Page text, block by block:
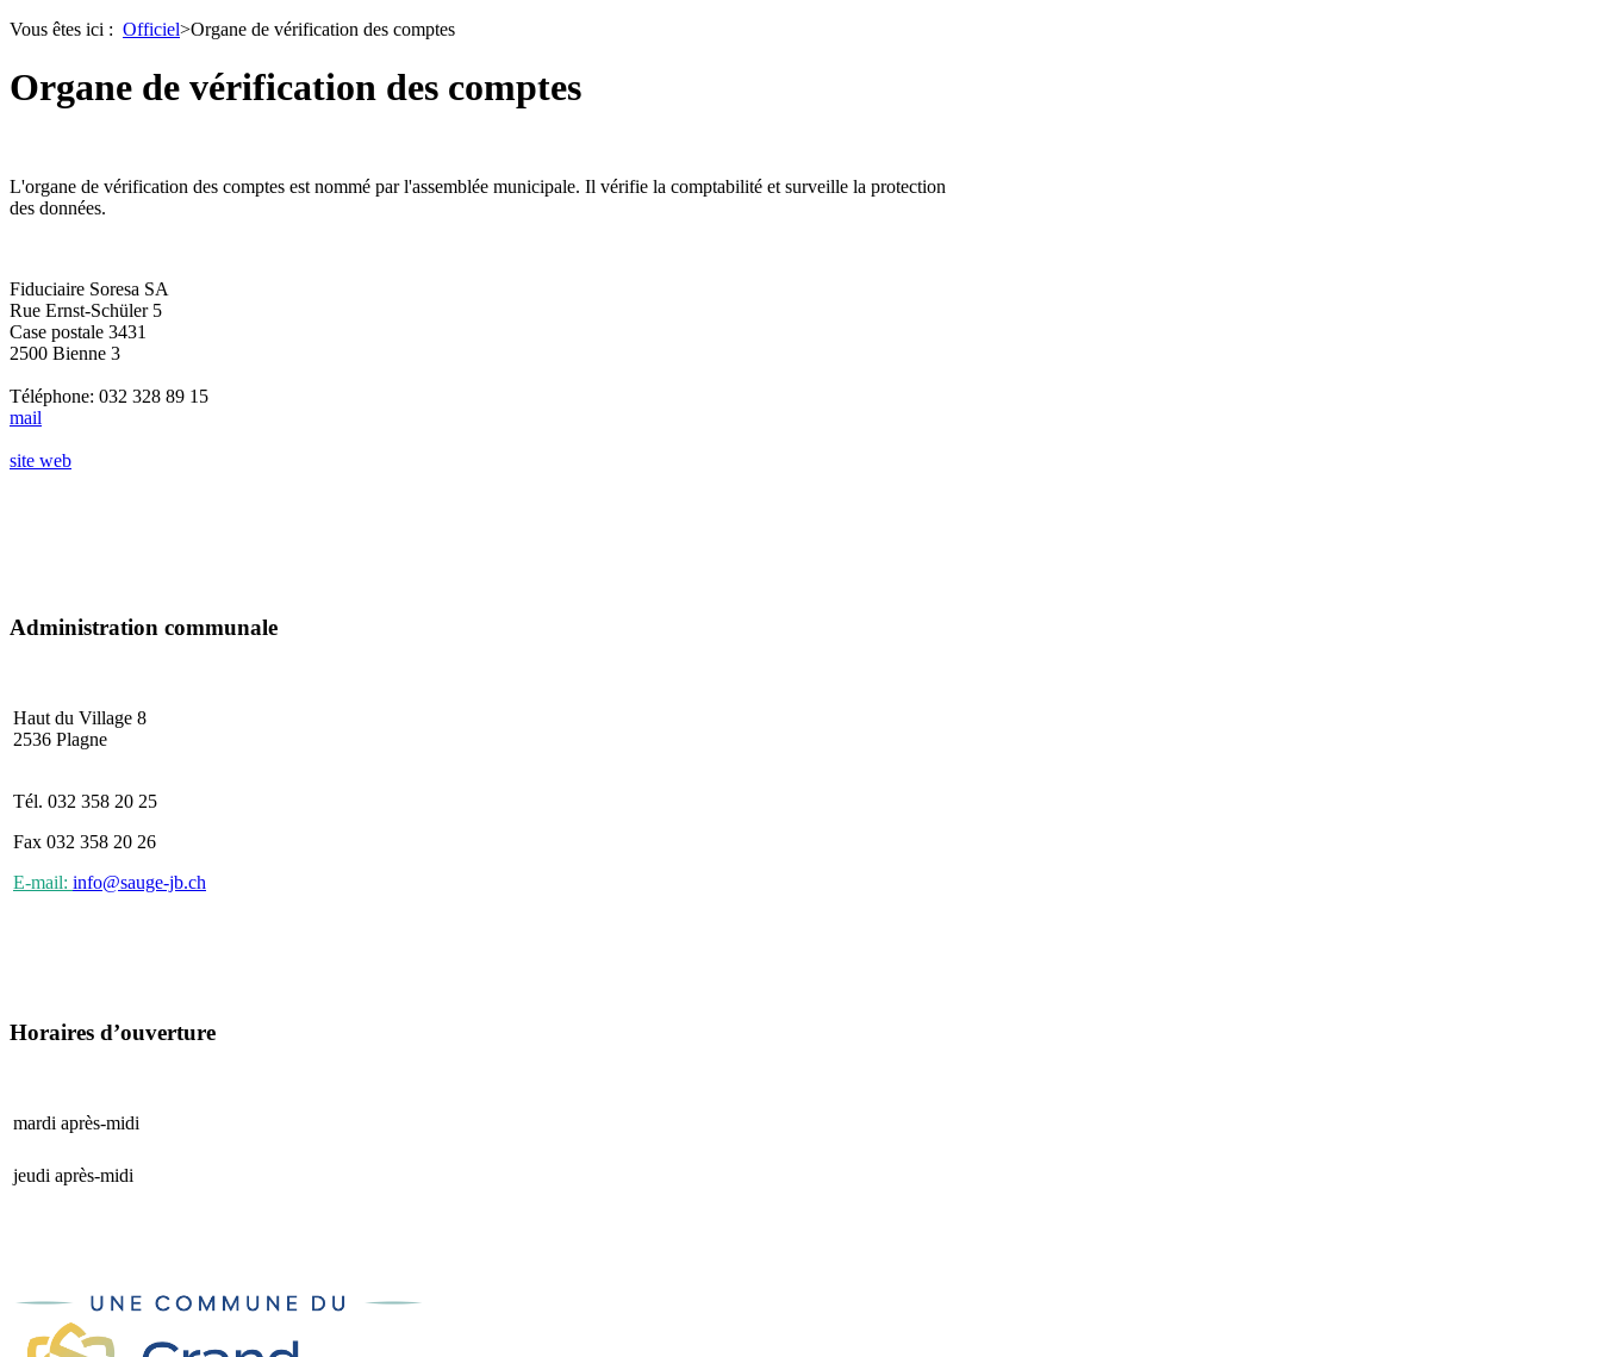
Vous êtes ici : Officiel>Organe de vérification des comptes
Organe de vérification des comptes
L'organe de vérification des comptes est nommé par l'assemblée municipale. Il vérifie la comptabilité et surveille la protection
des données.
Fiduciaire Soresa SA
Rue Ernst-Schüler 5
Case postale 3431
2500 Bienne 3
Téléphone: 032 328 89 15
mail
site web
Administration communale
Haut du Village 8
2536 Plagne
Tél. 032 358 20 25
Fax 032 358 20 26
E-mail: info@sauge-jb.ch
Horaires d’ouverture
mardi après-midi
jeudi après-midi